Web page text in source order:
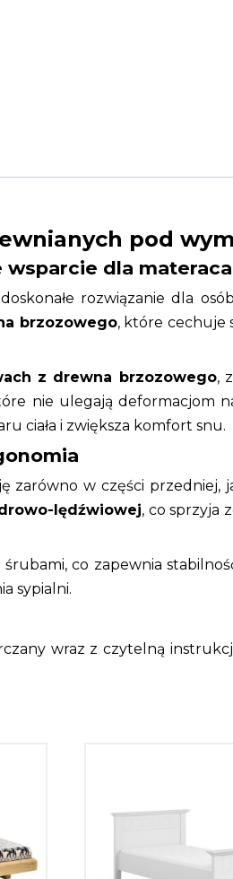
pod
wsparcie dla materaca
rozwiązanie dla
brzozowego, które cechuje
z drewna brzozowego,
nie ulegają
ciała i zwiększa komfort snu.
zarówno w części przedniej,
lędźwiowej, co sprzyja
co zapewnia
sypialni.
wraz z czytelną